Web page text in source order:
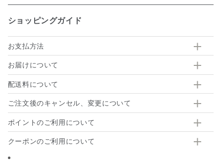
ショッピングガイド
お支払方法
お届けについて
配送料について
ご注文後のキャンセル、変更について
ポイントのご利用について
クーポンのご利用について